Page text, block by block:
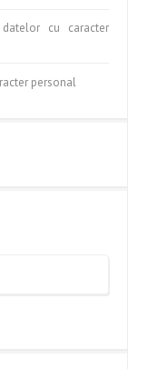
cu caracter
personal